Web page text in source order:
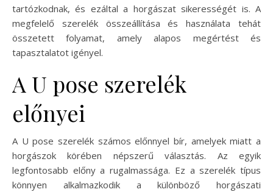
tartózkodnak, és ezáltal a horgászat sikerességét is. A
megfelelő szerelék összeállítása és használata tehát
összetett folyamat, amely alapos megértést és
tapasztalatot igényel.
A U pose szerelék
előnyei
A U pose szerelék számos előnnyel bír, amelyek miatt a
horgászok körében népszerű választás. Az egyik
legfontosabb előny a rugalmassága. Ez a szerelék típus
könnyen alkalmazkodik a különböző horgászati